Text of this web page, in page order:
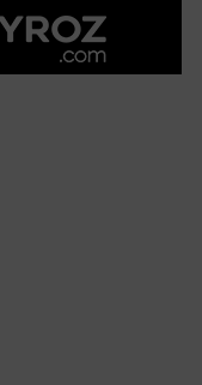
الصفحة الرئيسية